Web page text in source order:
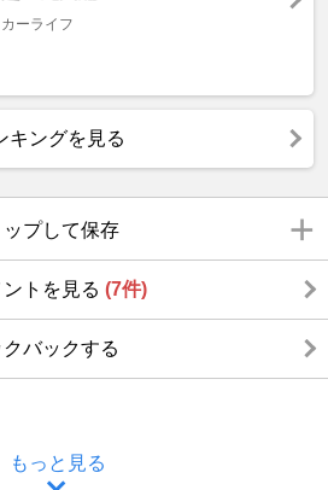
カーライフ
キングを見る
プして保存
トを見る (7件)
バックする
もっと見る